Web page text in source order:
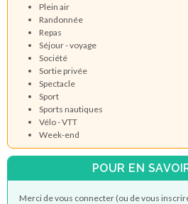
Plein air
Randonnée
Repas
Séjour - voyage
Société
Sortie privée
Spectacle
Sport
Sports nautiques
Vélo - VTT
Week-end
POUR EN
Merci de vous connecter (ou de vous